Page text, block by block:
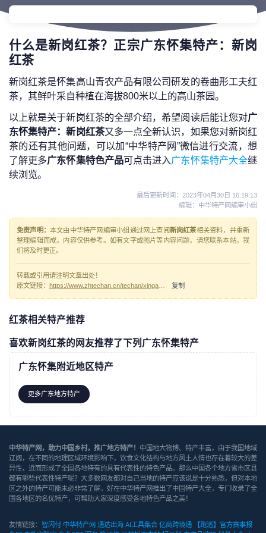
什么是新岗红茶？正宗广东怀集特产：新岗
红茶
新岗红茶是怀集高山青农产品有限公司研发的卷曲形工夫红
茶，其鲜叶采自种植在海拔800米以上的高山茶园。
以上就是关于新岗红茶的全部介绍，希望阅读后能让您对广
东怀集特产：新岗红茶又多一点全新认识，如果您对新岗红
茶的还有其他问题，可以加“中华特产网”微信进行交流，想
了解更多广东怀集特色产品可点击进入广东怀集特产大全继
续浏览。
最后更新时间： 2023年04月30日 16:19:13
编辑：中华特产网编审小组
免责声明：本文由中华特产网编审小组通过网上查阅新岗红茶相关资料，并重新
整理编辑而成，内容仅供参考。如有文字或图片等内容问题，请您联系本站，我
们将及时更正。
转载或引用请注明文章出处！
原文链接：
复制
红茶相关特产推荐
喜欢新岗红茶的网友推荐了下列广东怀集特产
广东怀集附近地区特产
更多广东地方特产
中华特产网，助力中国乡村，推广地方特产！ 中国地大物博、特产丰富，由于我国地域
辽阔，在不同的地理区域环境影响下，饮食文化结构与地方风土人情也存在着较大的差
异性，近而形成了全国各地特有的具有代表性的特色产品。那么中国各个地方省市区县
都有哪些代表性特产呢？大多数网友都对自己当地的特产应该说是十分熟悉，但对本地
区之外的特产可能未必非常了解，好在中华特产网推出了中国特产大全，专门收录了全
国各地区的名优特产，可帮助大家深度感受各地特色产品之美！
友情链接： 智闪付 中华特产网 通达出海 AI工具集合 亿商跨境通
【跑巡】官方赛事报